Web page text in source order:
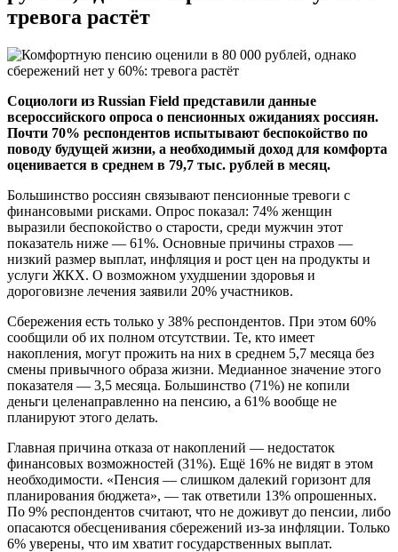
тревога растёт
Социологи из Russian Field представили данные
всероссийского опроса о пенсионных ожиданиях россиян.
Почти 70% респондентов испытывают беспокойство по
поводу будущей жизни, а необходимый доход для комфорта
оценивается в среднем в 79,7 тыс. рублей в месяц.
Большинство россиян связывают пенсионные тревоги с
финансовыми рисками. Опрос показал: 74% женщин
выразили беспокойство о старости, среди мужчин этот
показатель ниже — 61%. Основные причины страхов —
низкий размер выплат, инфляция и рост цен на продукты и
услуги ЖКХ. О возможном ухудшении здоровья и
дороговизне лечения заявили 20% участников.
Сбережения есть только у 38% респондентов. При этом 60%
сообщили об их полном отсутствии. Те, кто имеет
накопления, могут прожить на них в среднем 5,7 месяца без
смены привычного образа жизни. Медианное значение этого
показателя — 3,5 месяца. Большинство (71%) не копили
деньги целенаправленно на пенсию, а 61% вообще не
планируют этого делать.
Главная причина отказа от накоплений — недостаток
финансовых возможностей (31%). Ещё 16% не видят в этом
необходимости. «Пенсия — слишком далекий горизонт для
планирования бюджета», — так ответили 13% опрошенных.
По 9% респондентов считают, что не доживут до пенсии, либо
опасаются обесценивания сбережений из-за инфляции. Только
6% уверены, что им хватит государственных выплат.